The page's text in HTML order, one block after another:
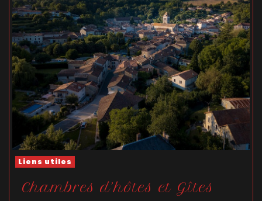
Liens utiles
Chambres d’hôtes et Gîtes